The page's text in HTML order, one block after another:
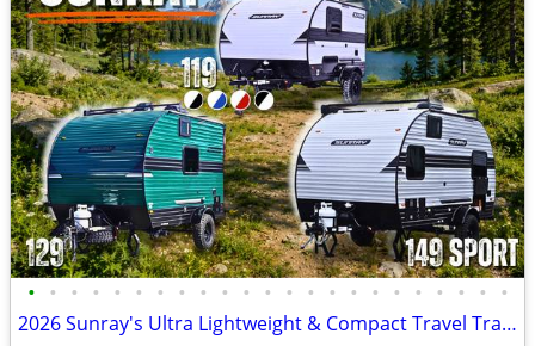
• • • • • • • • • • • • • • • • • • • • • • •
2026 Sunray's Ultra Lightweight & Compact Travel Trailers